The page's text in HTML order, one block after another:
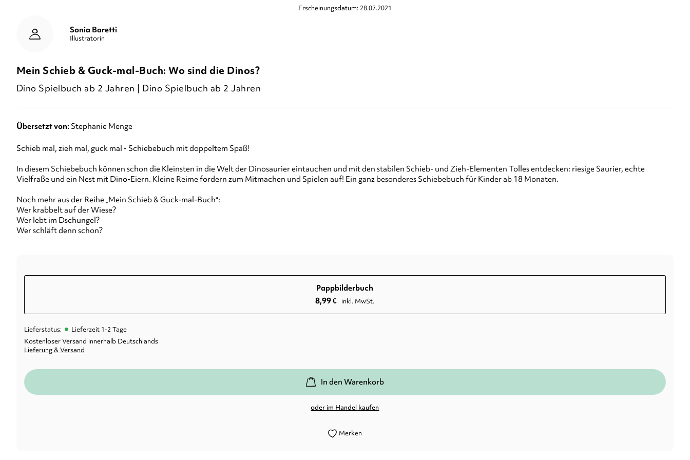
Erscheinungsdatum: 28.07.2021
Sonia Baretti
Illustratorin
Mein Schieb & Guck-mal-Buch: Wo sind die Dinos?
Dino Spielbuch ab 2 Jahren | Dino Spielbuch ab 2 Jahren
Übersetzt von: Stephanie Menge
Schieb mal, zieh mal, guck mal - Schiebebuch mit doppeltem Spaß!
In diesem Schiebebuch können schon die Kleinsten in die Welt der Dinosaurier eintauchen und mit den stabilen Schieb- und Zieh-Elementen Tolles entdecken: riesige Saurier, echte
Vielfraße und ein Nest mit Dino-Eiern. Kleine Reime fordern zum Mitmachen und Spielen auf! Ein ganz besonderes Schiebebuch für Kinder ab 18 Monaten.
Noch mehr aus der Reihe „Mein Schieb & Guck-mal-Buch“:
Wer krabbelt auf der Wiese?
Wer lebt im Dschungel?
Wer schläft denn schon?
Pappbilderbuch
8,99€ inkl. MwSt.
Lieferstatus: • Lieferzeit 1-2 Tage
Kostenloser Versand innerhalb Deutschlands
Lieferung & Versand
In den Warenkorb
oder im Handel kaufen
Merken